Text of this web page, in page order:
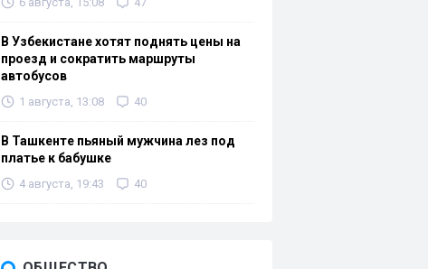
В Узбекистане хотят поднять цены на
проезд и сократить маршруты
автобусов
1 августа, 13:08 40
В Ташкенте пьяный мужчина лез под
платье к бабушке
4 августа, 19:43 40